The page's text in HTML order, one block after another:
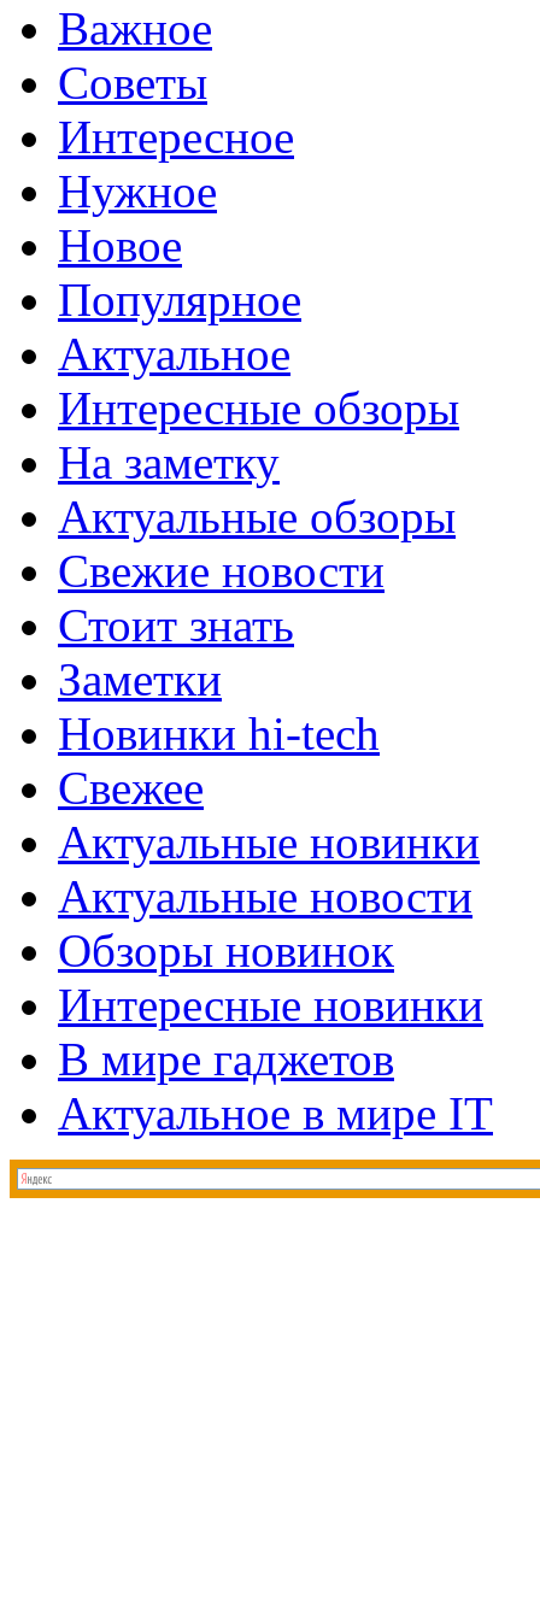
Важное
Советы
Интересное
Нужное
Новое
Популярное
Актуальное
Интересные обзоры
На заметку
Актуальные обзоры
Свежие новости
Стоит знать
Заметки
Новинки hi-tech
Свежее
Актуальные новинки
Актуальные новости
Обзоры новинок
Интересные новинки
В мире гаджетов
Актуальное в мире IT